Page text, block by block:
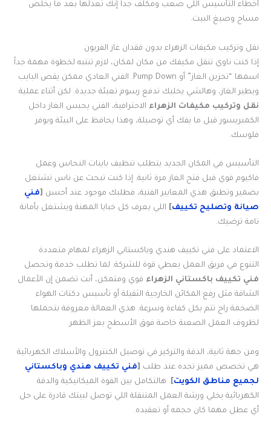
أخطاء التأسيس اللي صعب ومكلف جداً إنك تعدلها بعد ما يخلص
مساح وصبغ البيت.
نقل وتركيب مكيفات الزهراء بدون فقدان غاز الفريون
إذا كنت ناوي تنقل مكيفك من مكان لمكان، لازم تنتبه لخطوة مهمة جداً
اسمها “تخزين الغاز” أو Pump Down. الفني العادي ممكن يقص البايب
ويطير الغاز، وهالشي يخليك تدفع رسوم تعبئة جديدة. لكن أثناء عملية
نقل وتركيب مكيفات الزهراء الاحترافية، الفني يحبس الغاز داخل
الكمبريسور قبل ما يفك أي توصيلة، وهذا يحافظ على البيئة ويوفر
فلوسك.
التأسيس في المكان الجديد يتطلب تنظيف بايبات النحاس وعمل
فاكيوم قوي قبل فتح الغاز مرة ثانية. إذا كنت تبحث عن ناس تشتغل
بضمير وتطبق هذي المعايير الفنية، فطلبك موجود عند أحسن [فني
صيانة وتصليح تكييف] اللي يعرف كل خبايا المهنة ويشتغل بأمانة
تامة ترضيك.
الاعتماد على فني تكييف هندي وباكستاني الزهراء لمهام متعددة
التنوع في فريق العمل يعطي قوة للشركة. لما تطلب خدمة وتحصل
فني تكييف باكستاني الزهراء قوي ومتمكن، أنت تضمن إن الأعمال
الشاقة مثل رفع المكائن الخارجية الثقيلة أو تأسيس دكتات الهواء
الضخمة راح تتم بكل كفاءة وسرعة. هذي العمالة معروفة بتحملها
لظروف العمل الصعبة خاصة فوق الأسطح بعز الظهر.
ومن جهة ثانية، الدقة والتركيز في توصيل الكنترول والأسلاك الكهربائية
هي تخصص مميز تجده عند طلب [فني تكييف هندي وباكستاني
لجميع مناطق الكويت] . هالتكامل بين القوة الميكانيكية والدقة
الكهربائية يخلي ورشة العمل المتنقلة اللي توصل لبيتك قادرة على حل
أي عطل مهما كان حجمه أو تعقيده.